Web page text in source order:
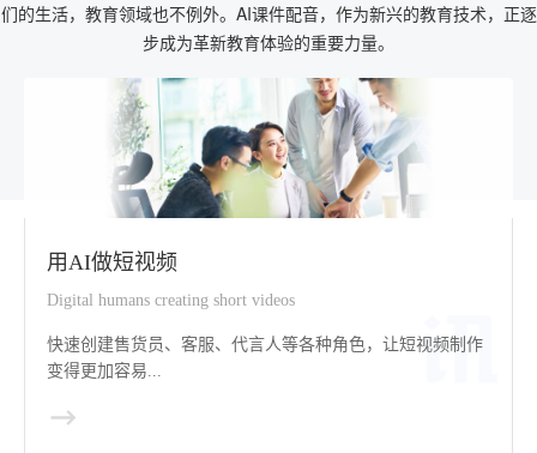
们的生活，教育领域也不例外。AI课件配音，作为新兴的教育技术，正逐
步成为革新教育体验的重要力量。
用AI做短视频
Digital humans creating short videos
快速创建售货员、客服、代言人等各种角色，让短视频制作
变得更加容易...